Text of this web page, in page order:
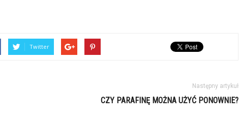
Twitter
Następny artykuł
CZY PARAFINĘ MOŻNA UŻYĆ PONOWNIE?